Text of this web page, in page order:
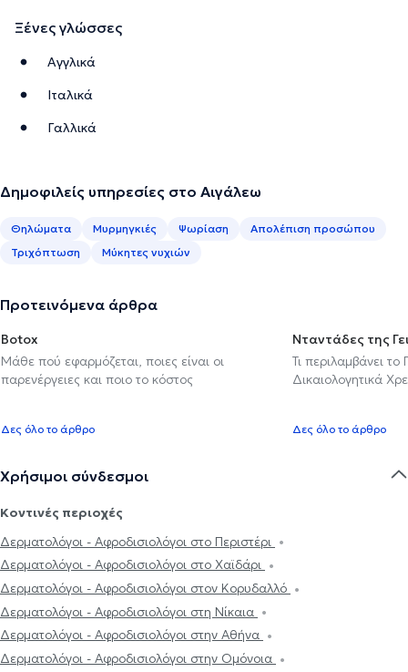
Ξένες γλώσσες
Αγγλικά
Ιταλικά
Γαλλικά
Δημοφιλείς υπηρεσίες στο Αιγάλεω
Θηλώματα Μυρμηγκιές Ψωρίαση
Απολέπιση προσώπου
Τριχόπτωση
Μύκητες νυχιών
Προτεινόμενα άρθρα
Botox
Μάθε πού εφαρμόζεται, ποιες είναι οι
παρενέργειες και ποιο το κόστος
Δες όλο το άρθρο
Νταντάδες της
Τι περιλαμβάνει
Δικαιολογητικά
Δες όλο το άρθρο
Χρήσιμοι σύνδεσμοι
Κοντινές περιοχές
Δερματολόγοι - Αφροδισιολόγοι στο Περιστέρι
Δερματολόγοι - Αφροδισιολόγοι στο Χαϊδάρι
Δερματολόγοι - Αφροδισιολόγοι στον Κορυδαλλό
Δερματολόγοι - Αφροδισιολόγοι στη Νίκαια
Δερματολόγοι - Αφροδισιολόγοι στην Αθήνα
Δερματολόγοι - Αφροδισιολόγοι στην Ομόνοια